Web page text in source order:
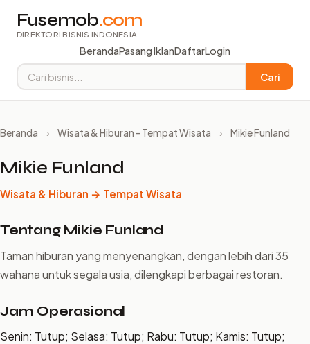
Fusemob.com
DIREKTORI BISNIS INDONESIA
BerandaPasang IklanDaftarLogin
Cari
Beranda › Wisata & Hiburan - Tempat Wisata › Mikie Funland
Mikie Funland
Wisata & Hiburan → Tempat Wisata
Tentang Mikie Funland
Taman hiburan yang menyenangkan, dengan lebih dari 35
wahana untuk segala usia, dilengkapi berbagai restoran.
Jam Operasional
Senin: Tutup; Selasa: Tutup; Rabu: Tutup; Kamis: Tutup;